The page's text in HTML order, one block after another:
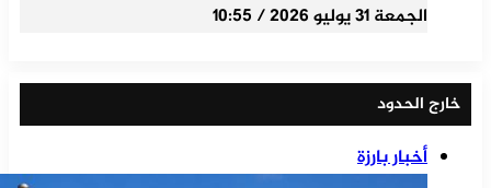
الجمعة 31 يوليو 2026 / 10:55
خارج الحدود
أخبار بارزة